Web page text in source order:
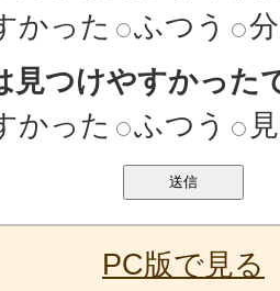
かった
ふつう
見つけやすかった
かった
ふつう
PC版で見る